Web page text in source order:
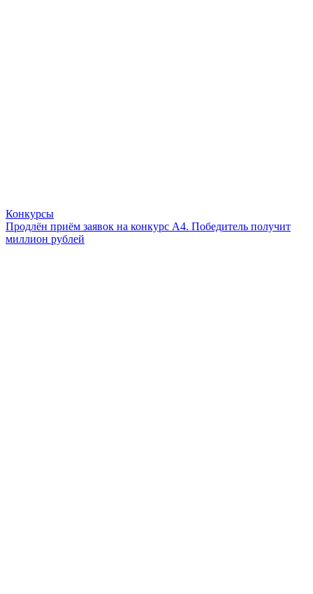
Конкурсы
Продлён приём заявок на конкурс А4. Победитель получит
миллион рублей